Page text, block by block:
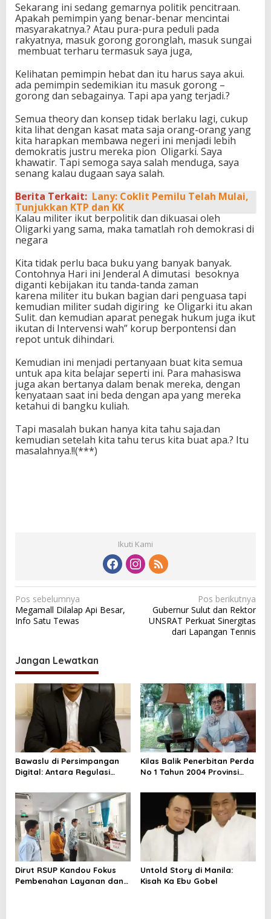
Sekarang ini sedang gemarnya politik pencitraan.
Apakah pemimpin yang benar-benar mencintai
masyarakatnya.? Atau pura-pura peduli pada
rakyatnya, masuk gorong goronglah, masuk sungai
membuat terharu termasuk saya juga,
Kelihatan pemimpin hebat dan itu harus saya akui.
ada pemimpin sedemikian itu masuk gorong –
gorong dan sebagainya. Tapi apa yang terjadi.?
Semua theory dan konsep tidak berlaku lagi, cukup
kita lihat dengan kasat mata saja orang-orang yang
kita harapkan membawa negeri ini menjadi lebih
demokratis justru mereka pion Oligarki. Saya
khawatir. Tapi semoga saya salah menduga, saya
senang kalau dugaan saya salah.
Berita Terkait: Lany: Coklit Pemilu Telah Mulai,
Tunjukkan KTP dan KK
Kalau militer ikut berpolitik dan dikuasai oleh
Oligarki yang sama, maka tamatlah roh demokrasi di
negara
Kita tidak perlu baca buku yang banyak banyak.
Contohnya Hari ini Jenderal A dimutasi besoknya
diganti kebijakan itu tanda-tanda zaman
karena militer itu bukan bagian dari penguasa tapi
kemudian militer sudah digiring ke Oligarki itu akan
Sulit. dan kemudian aparat penegak hukum juga ikut
ikutan di Intervensi wah” korup berpontensi dan
repot untuk dihindari.
Kemudian ini menjadi pertanyaan buat kita semua
untuk apa kita belajar seperti ini. Para mahasiswa
juga akan bertanya dalam benak mereka, dengan
kenyataan saat ini beda dengan apa yang mereka
ketahui di bangku kuliah.
Tapi masalah bukan hanya kita tahu saja.dan
kemudian setelah kita tahu terus kita buat apa.? Itu
masalahnya.!!(***)
Ikuti Kami
N
a
g
a
i
p
o
s
Pos sebelumnya
Megamall Dilalap Api Besar,
Info Satu Tewas
Pos berikutnya
Gubernur Sulut dan Rektor
UNSRAT Perkuat Sinergitas
dari Lapangan Tennis
Jangan Lewatkan
Bawaslu di Persimpangan
Digital: Antara Regulasi
Ancaman yang Makin
Canggih
Kilas Balik Penerbitan Perda
No 1 Tahun 2004 Provinsi
dan Pemberantasan
Perdagangan Manusia.
Dirut RSUP Kandou Fokus
Pembenahan Layanan dan
Untold Story di Manila:
Kisah Ka Ebu Gobel